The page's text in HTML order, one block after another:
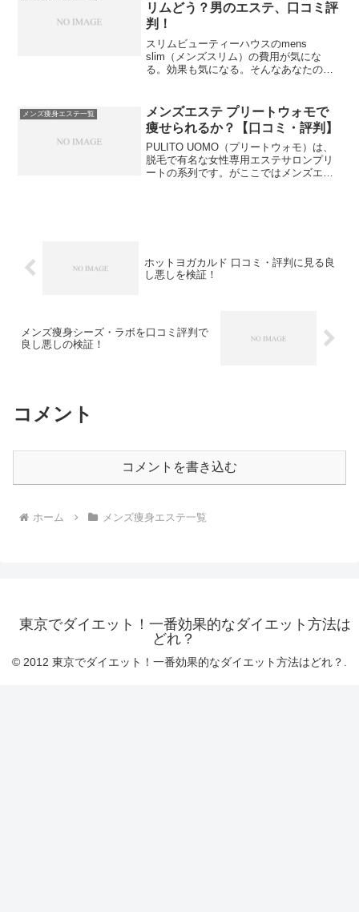
リムどう？男のエステ、口コミ評
判！
スリムビューティーハウスのmens
slim（メンズスリム）の費用が気にな
る。効果も気になる。そんなあなたの参
メンズスリムの情報をまとめました。入
会前にチェック。
メンズ痩身エステ一覧
メンズエステ プリートウォモで
痩せられるか？【口コミ・評判】
PULITO UOMO（プリートウォモ）は、
脱毛で有名な女性専用エステサロンプリ
ートの系列です。がここではメンズエス
ホットヨガカルド 口コミ・評判に見る良
し悪しを検証！
メンズ痩身シーズ・ラボを口コミ評判で
良し悪しの検証！
コメント
コメントを書き込む
ホーム メンズ痩身エステ一覧
東京でダイエット！一番効果的なダイエット方法は
どれ？
© 2012 東京でダイエット！一番効果的なダイエット方法はどれ？.